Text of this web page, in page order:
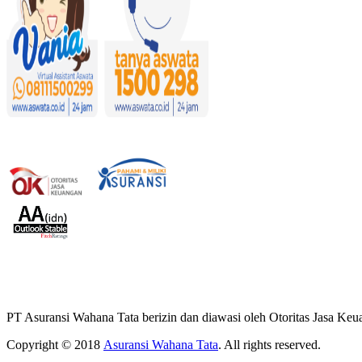
PT Asuransi Wahana Tata berizin dan diawasi oleh Otoritas Jasa
Copyright © 2018 Asuransi Wahana Tata. All rights reserved.